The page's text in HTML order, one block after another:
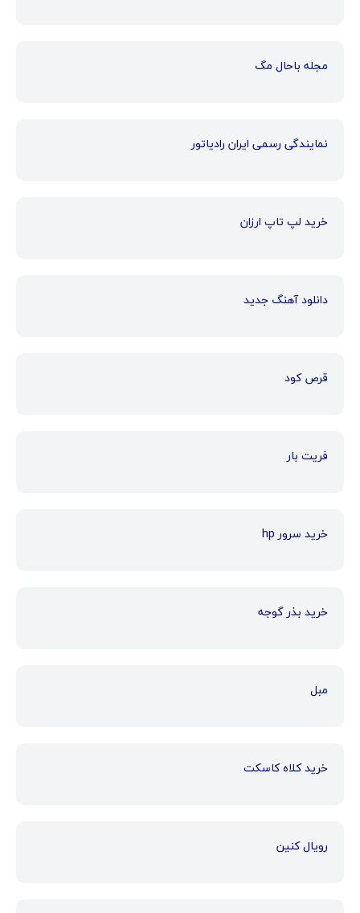
مجله باحال مگ
نمایندگی رسمی ایران رادیاتور
خرید لپ تاپ ارزان
دانلود آهنگ جدید
قرص کود
فریت بار
خرید سرور hp
خرید بذر گوجه
مبل
خرید کلاه کاسکت
رویال کنین